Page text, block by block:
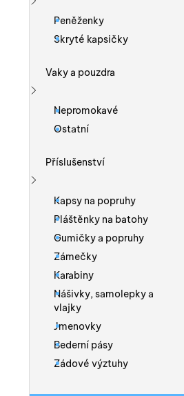
Zobrazit více
Peněženky
Skryté kapsičky
Vaky a pouzdra
Zobrazit více
Nepromokavé
Ostatní
Příslušenství
Kapsy na popruhy
Pláštěnky na batohy
Gumičky a popruhy
Zámečky
Karabiny
Nášivky, samolepky a
vlajky
Jmenovky
Bederní pásy
Zádové výztuhy